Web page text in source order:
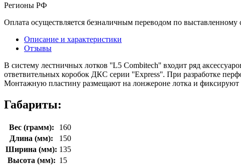
Регионы РФ
Оплата осуществляется безналичным переводом по
Описание и характеристики
Отзывы
В систему лестничных лотков ''L5 Combitech'' входит ряд
ответвительных коробок ДКС серии ''Express''. При разработке
Монтажную пластину размещают на лонжероне лотка и
Габариты:
Вес (грамм):
160
Длина (мм):
150
Ширина (мм): 135
Высота (мм): 15